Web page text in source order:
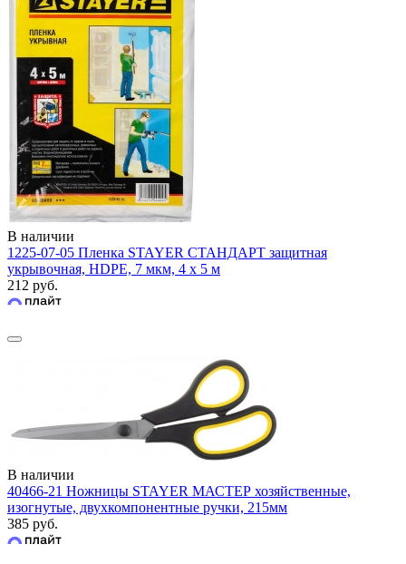
В наличии
1225-07-05 Пленка STAYER СТАНДАРТ защитная
укрывочная, HDPE, 7 мкм, 4 х 5 м
212 руб.
В наличии
40466-21 Ножницы STAYER МАСТЕР хозяйственные,
изогнутые, двухкомпонентные ручки, 215мм
385 руб.